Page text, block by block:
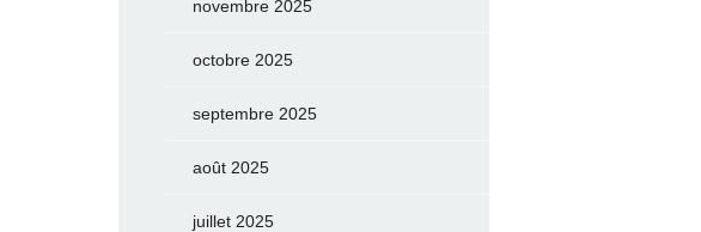
novembre 2025
octobre 2025
septembre 2025
août 2025
juillet 2025